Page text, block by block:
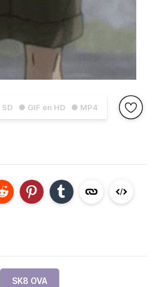
● GIF en HD ● MP4
SK8 OVA